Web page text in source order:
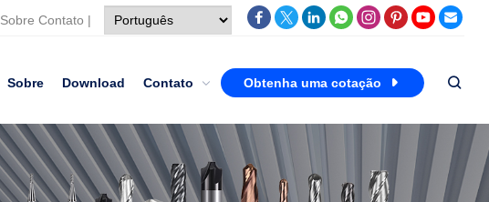
Sobre Contato |
Sobre Download Contato Obtenha uma cotação